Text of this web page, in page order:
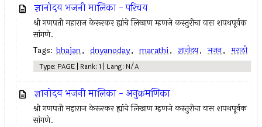
ज्ञानोदय भजनी मालिका - परिचय
श्री गणपती महाराज केरूरकर ह्यांचे लिखाण म्हणजे कस्तुरीचा वास शपथपूर्वक
सांगणे.
Tags: bhajan, dnyanoday, marathi, ज्ञानोदय, भजन, मराठी
Type: PAGE | Rank: 1 | Lang: N/A
ज्ञानोदय भजनी मालिका - अनुक्रमणिका
श्री गणपती महाराज केरूरकर ह्यांचे लिखाण म्हणजे कस्तुरीचा वास शपथपूर्वक
सांगणे.